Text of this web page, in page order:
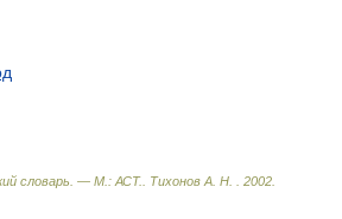
словарь. — М.: АСТ. Тихонов А. Н. 2002